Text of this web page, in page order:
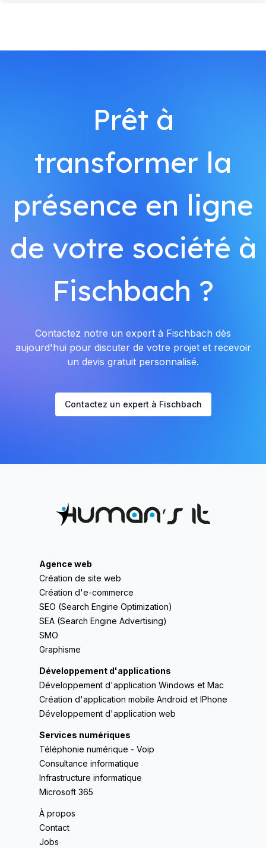
Prêt à
transformer la
présence en ligne
de votre société à
Fischbach ?
Contactez notre un expert à Fischbach dès
aujourd'hui pour discuter de votre projet et recevoir
un devis gratuit personnalisé.
Contactez un expert à Fischbach
Agence web
Création de site web
Création d'e-commerce
SEO (Search Engine Optimization)
SEA (Search Engine Advertising)
SMO
Graphisme
Développement d'applications
Développement d'application Windows et Mac
Création d'application mobile Android et IPhone
Développement d'application web
Services numériques
Téléphonie numérique - Voip
Consultance informatique
Infrastructure informatique
Microsoft 365
À propos
Contact
Jobs